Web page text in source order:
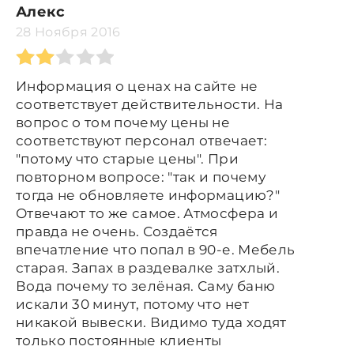
Алекс
28 Ноября 2016
Информация о ценах на сайте не
соответствует действительности. На
вопрос о том почему цены не
соответствуют персонал отвечает:
"потому что старые цены". При
повторном вопросе: "так и почему
тогда не обновляете информацию?"
Отвечают то же самое. Атмосфера и
правда не очень. Создаётся
впечатление что попал в 90-е. Мебель
старая. Запах в раздевалке затхлый.
Вода почему то зелёная. Саму баню
искали 30 минут, потому что нет
никакой вывески. Видимо туда ходят
только постоянные клиенты